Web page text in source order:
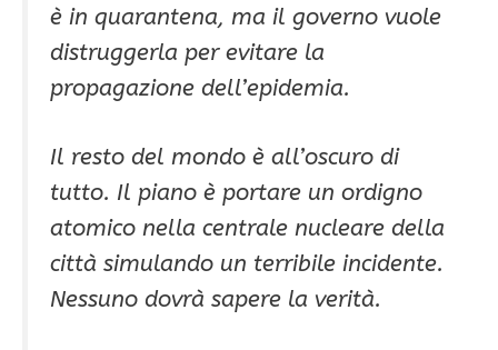
è in quarantena, ma il governo vuole
distruggerla per evitare la
propagazione dell’epidemia.
Il resto del mondo è all’oscuro di
tutto. Il piano è portare un ordigno
atomico nella centrale nucleare della
città simulando un terribile incidente.
Nessuno dovrà sapere la verità.